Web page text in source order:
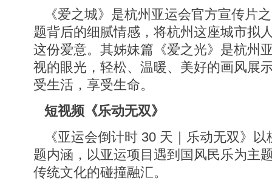
《爱之城》是杭州亚运会官方宣传片
题背后的细腻情感，将杭州这座城市拟
这份爱意。其姊妹篇《爱之光》是杭州
视的眼光，轻松、温暖、美好的画风展
受生活，享受生命。
短视频《乐动无双》
《亚运会倒计时 30 天｜乐动无双》以
题内涵，以亚运项目遇到国风民乐为主
传统文化的碰撞融汇。